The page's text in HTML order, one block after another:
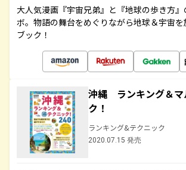
大人気漫画『宇宙兄弟』と『地球の歩き方』
ボ。物語の舞台をめぐりながら地球＆宇宙
ブック！
沖縄 ランキング＆マ
ク！
ランキング&テクニック
2020.07.15 発売